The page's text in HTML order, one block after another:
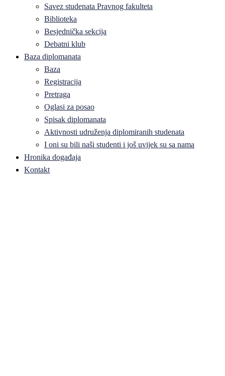
Savez studenata Pravnog fakulteta
Biblioteka
Besjednička sekcija
Debatni klub
Baza diplomanata
Baza
Registracija
Pretraga
Oglasi za posao
Spisak diplomanata
Aktivnosti udruženja diplomiranih studenata
I oni su bili naši studenti i još uvijek su sa nama
Hronika događaja
Kontakt